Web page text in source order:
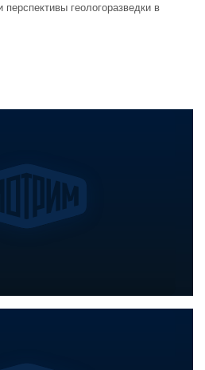
геологоразведки в